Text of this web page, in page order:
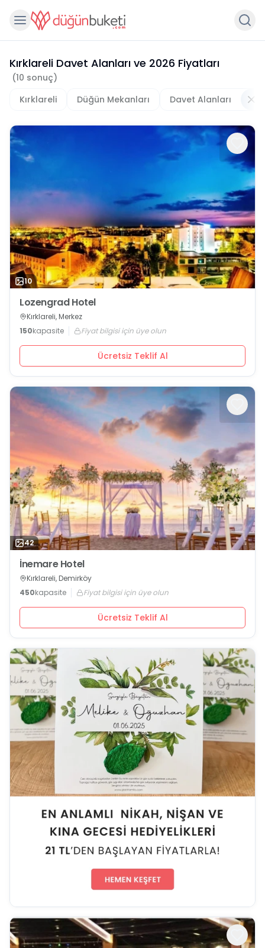
Kırklareli Davet Alanları ve 2026 Fiyatları
(10 sonuç)
Kırklareli
Düğün Mekanları Davet Alanları
10
Lozengrad Hotel
Kırklareli, Merkez
150kapasite Fiyat bilgisi için üye olun
Ücretsiz Teklif Al
42
İnemare Hotel
Kırklareli, Demirköy
450kapasite Fiyat bilgisi için üye olun
Ücretsiz Teklif Al